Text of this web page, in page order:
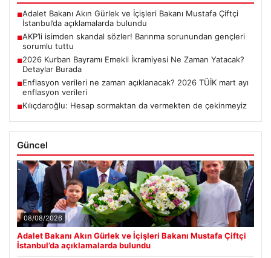
■Adalet Bakanı Akın Gürlek ve İçişleri Bakanı Mustafa Çiftçi
İstanbul’da açıklamalarda bulundu
■AKP’li isimden skandal sözler! Barınma sorunundan gençleri
sorumlu tuttu
■2026 Kurban Bayramı Emekli İkramiyesi Ne Zaman Yatacak?
Detaylar Burada
■Enflasyon verileri ne zaman açıklanacak? 2026 TÜİK mart ayı
enflasyon verileri
■Kılıçdaroğlu: Hesap sormaktan da vermekten de çekinmeyiz
Güncel
08/08/2026
Adalet Bakanı Akın Gürlek ve İçişleri Bakanı Mustafa Çiftçi
İstanbul’da açıklamalarda bulundu